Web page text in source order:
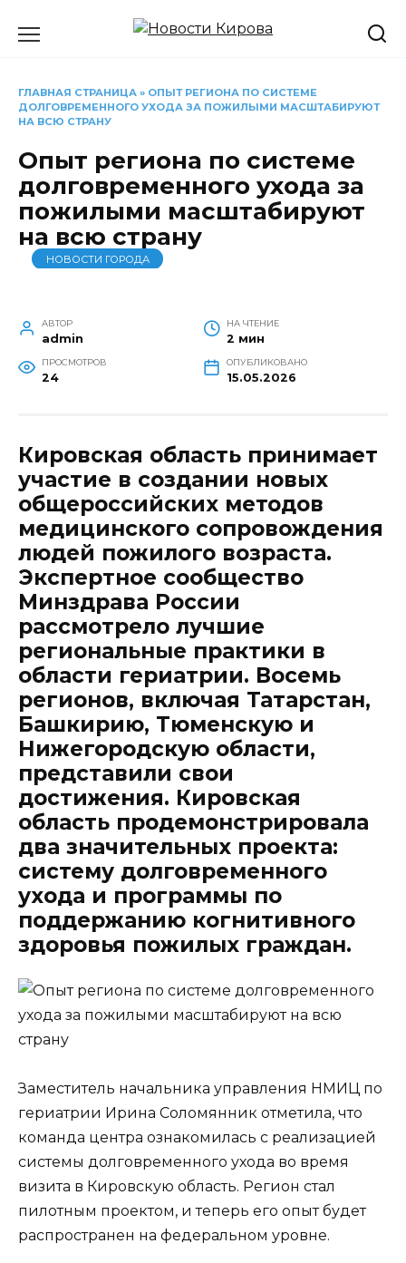
ГЛАВНАЯ СТРАНИЦА » ОПЫТ РЕГИОНА ПО СИСТЕМЕ
ДОЛГОВРЕМЕННОГО УХОДА ЗА ПОЖИЛЫМИ МАСШТАБИРУЮТ
НА ВСЮ СТРАНУ
Опыт региона по системе
долговременного ухода за
пожилыми масштабируют
на всю страну
НОВОСТИ ГОРОДА
АВТОР
admin
НА ЧТЕНИЕ
2 мин
ПРОСМОТРОВ
24
ОПУБЛИКОВАНО
15.05.2026
Кировская область принимает
участие в создании новых
общероссийских методов
медицинского сопровождения
людей пожилого возраста.
Экспертное сообщество
Минздрава России
рассмотрело лучшие
региональные практики в
области гериатрии. Восемь
регионов, включая Татарстан,
Башкирию, Тюменскую и
Нижегородскую области,
представили свои
достижения. Кировская
область продемонстрировала
два значительных проекта:
систему долговременного
ухода и программы по
поддержанию когнитивного
здоровья пожилых граждан.
Заместитель начальника управления НМИЦ по
гериатрии Ирина Соломянник отметила, что
команда центра ознакомилась с реализацией
системы долговременного ухода во время
визита в Кировскую область. Регион стал
пилотным проектом, и теперь его опыт будет
распространен на федеральном уровне.